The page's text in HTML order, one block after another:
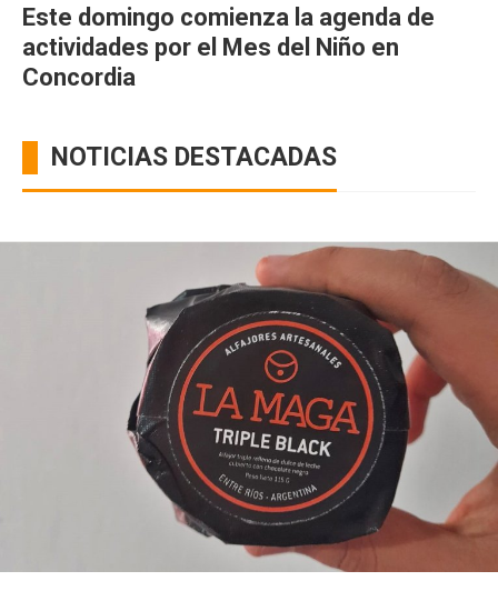
Este domingo comienza la agenda de
actividades por el Mes del Niño en
Concordia
NOTICIAS DESTACADAS